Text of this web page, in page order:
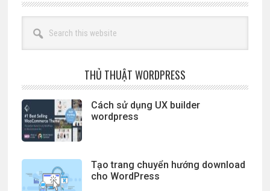
this
website
THỦ THUẬT WORDPRESS
Cách sử dụng UX builder
wordpress
Tạo trang chuyển hướng download
cho WordPress